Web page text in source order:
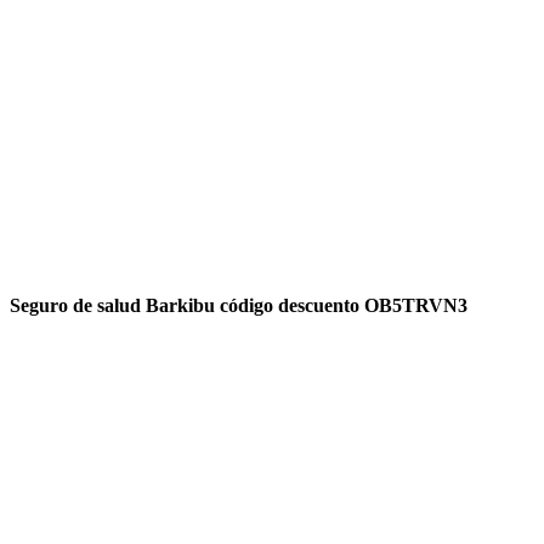
Seguro de salud Barkibu código descuento OB5TRVN3